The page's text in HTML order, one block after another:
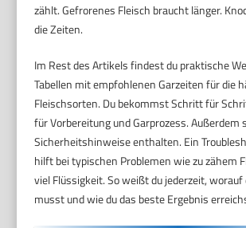
zählt. Gefrorenes Fleisch braucht länger.
die Zeiten.
Im Rest des Artikels findest du praktische
Tabellen mit empfohlenen Garzeiten für die
Fleischsorten. Du bekommst Schritt für
für Vorbereitung und Garprozess. Außerdem
Sicherheitshinweise enthalten. Ein
hilft bei typischen Problemen wie zu zähem
viel Flüssigkeit. So weißt du jederzeit, worauf
musst und wie du das beste Ergebnis